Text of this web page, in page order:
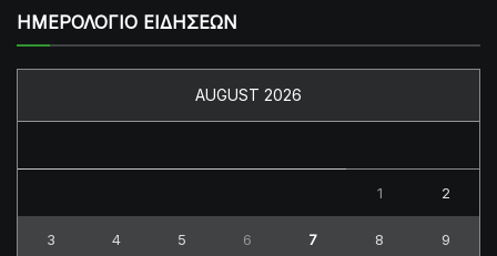
ΗΜΕΡΟΛΟΓΙΟ ΕΙΔΗΣΕΩΝ
AUGUST 2026
1 2
3 4 5 6 7 8 9